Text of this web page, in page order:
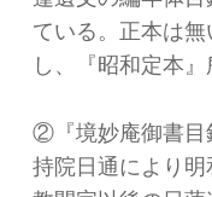
ている。正本は
し、『昭和定本
②『境妙庵御書
持院日通により